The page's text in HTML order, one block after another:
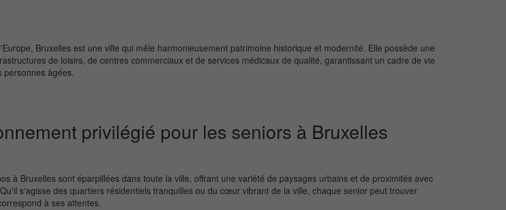
Bruxelles est une ville qui mêle harmonieusement patrimoine historique et modernité. Elle possède une
de loisirs, de centres commerciaux et de services médicaux de qualité, garantissant un cadre de vie
personnes âgées.
privilégié pour les seniors à Bruxelles
à Bruxelles sont éparpillées dans toute la ville, offrant une variété de paysages urbains et de proximités avec
s'agisse des quartiers résidentiels tranquilles ou du cœur vibrant de la ville, chaque senior peut trouver
à ses attentes.